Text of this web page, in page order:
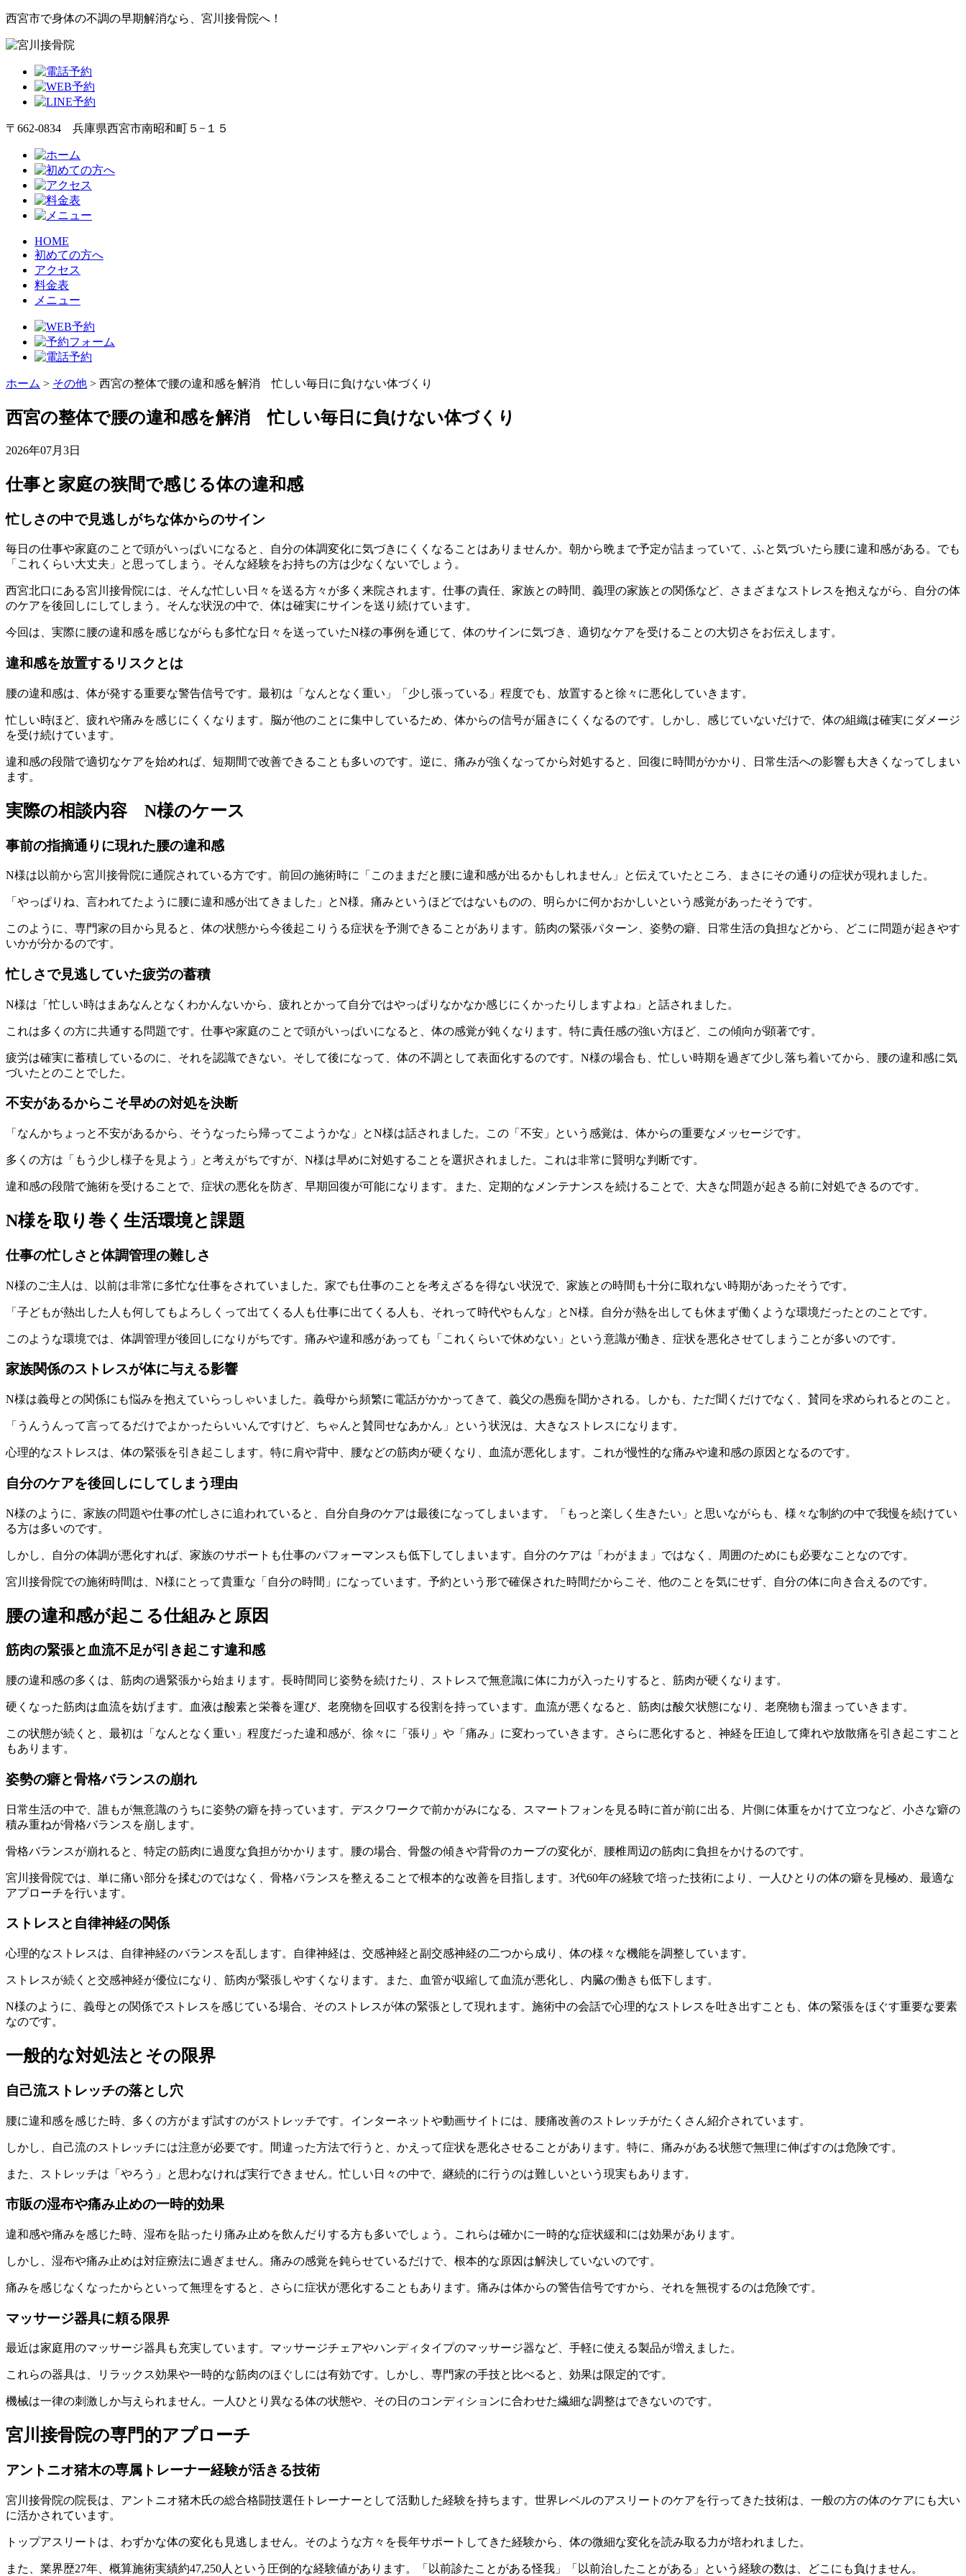
西宮市で身体の不調の早期解消なら、宮川接骨院へ！
〒662-0834 兵庫県西宮市南昭和町５−１５
HOME
初めての方へ
アクセス
料金表
メニュー
ホーム > その他 > 西宮の整体で腰の違和感を解消 忙しい毎日に負けない体づくり
西宮の整体で腰の違和感を解消 忙しい毎日に負けない体づくり
2026年07月3日
仕事と家庭の狭間で感じる体の違和感
忙しさの中で見逃しがちな体からのサイン
毎日の仕事や家庭のことで頭がいっぱいになると、自分の体調変化に気づきにくくなることはありませんか。朝から晩まで予定が詰まっていて、ふと気づいたら腰に違和感がある。でも
「これくらい大丈夫」と思ってしまう。そんな経験をお持ちの方は少なくないでしょう。
西宮北口にある宮川接骨院には、そんな忙しい日々を送る方々が多く来院されます。仕事の責任、家族との時間、義理の家族との関係など、さまざまなストレスを抱えながら、自分の体
のケアを後回しにしてしまう。そんな状況の中で、体は確実にサインを送り続けています。
今回は、実際に腰の違和感を感じながらも多忙な日々を送っていたN様の事例を通じて、体のサインに気づき、適切なケアを受けることの大切さをお伝えします。
違和感を放置するリスクとは
腰の違和感は、体が発する重要な警告信号です。最初は「なんとなく重い」「少し張っている」程度でも、放置すると徐々に悪化していきます。
忙しい時ほど、疲れや痛みを感じにくくなります。脳が他のことに集中しているため、体からの信号が届きにくくなるのです。しかし、感じていないだけで、体の組織は確実にダメージ
を受け続けています。
違和感の段階で適切なケアを始めれば、短期間で改善できることも多いのです。逆に、痛みが強くなってから対処すると、回復に時間がかかり、日常生活への影響も大きくなってしまい
ます。
実際の相談内容 N様のケース
事前の指摘通りに現れた腰の違和感
N様は以前から宮川接骨院に通院されている方です。前回の施術時に「このままだと腰に違和感が出るかもしれません」と伝えていたところ、まさにその通りの症状が現れました。
「やっぱりね、言われてたように腰に違和感が出てきました」とN様。痛みというほどではないものの、明らかに何かおかしいという感覚があったそうです。
このように、専門家の目から見ると、体の状態から今後起こりうる症状を予測できることがあります。筋肉の緊張パターン、姿勢の癖、日常生活の負担などから、どこに問題が起きやす
いかが分かるのです。
忙しさで見逃していた疲労の蓄積
N様は「忙しい時はまあなんとなくわかんないから、疲れとかって自分ではやっぱりなかなか感じにくかったりしますよね」と話されました。
これは多くの方に共通する問題です。仕事や家庭のことで頭がいっぱいになると、体の感覚が鈍くなります。特に責任感の強い方ほど、この傾向が顕著です。
疲労は確実に蓄積しているのに、それを認識できない。そして後になって、体の不調として表面化するのです。N様の場合も、忙しい時期を過ぎて少し落ち着いてから、腰の違和感に気
づいたとのことでした。
不安があるからこそ早めの対処を決断
「なんかちょっと不安があるから、そうなったら帰ってこようかな」とN様は話されました。この「不安」という感覚は、体からの重要なメッセージです。
多くの方は「もう少し様子を見よう」と考えがちですが、N様は早めに対処することを選択されました。これは非常に賢明な判断です。
違和感の段階で施術を受けることで、症状の悪化を防ぎ、早期回復が可能になります。また、定期的なメンテナンスを続けることで、大きな問題が起きる前に対処できるのです。
N様を取り巻く生活環境と課題
仕事の忙しさと体調管理の難しさ
N様のご主人は、以前は非常に多忙な仕事をされていました。家でも仕事のことを考えざるを得ない状況で、家族との時間も十分に取れない時期があったそうです。
「子どもが熱出した人も何してもよろしくって出てくる人も仕事に出てくる人も、それって時代やもんな」とN様。自分が熱を出しても休まず働くような環境だったとのことです。
このような環境では、体調管理が後回しになりがちです。痛みや違和感があっても「これくらいで休めない」という意識が働き、症状を悪化させてしまうことが多いのです。
家族関係のストレスが体に与える影響
N様は義母との関係にも悩みを抱えていらっしゃいました。義母から頻繁に電話がかかってきて、義父の愚痴を聞かされる。しかも、ただ聞くだけでなく、賛同を求められるとのこと。
「うんうんって言ってるだけでよかったらいいんですけど、ちゃんと賛同せなあかん」という状況は、大きなストレスになります。
心理的なストレスは、体の緊張を引き起こします。特に肩や背中、腰などの筋肉が硬くなり、血流が悪化します。これが慢性的な痛みや違和感の原因となるのです。
自分のケアを後回しにしてしまう理由
N様のように、家族の問題や仕事の忙しさに追われていると、自分自身のケアは最後になってしまいます。「もっと楽しく生きたい」と思いながらも、様々な制約の中で我慢を続けてい
る方は多いのです。
しかし、自分の体調が悪化すれば、家族のサポートも仕事のパフォーマンスも低下してしまいます。自分のケアは「わがまま」ではなく、周囲のためにも必要なことなのです。
宮川接骨院での施術時間は、N様にとって貴重な「自分の時間」になっています。予約という形で確保された時間だからこそ、他のことを気にせず、自分の体に向き合えるのです。
腰の違和感が起こる仕組みと原因
筋肉の緊張と血流不足が引き起こす違和感
腰の違和感の多くは、筋肉の過緊張から始まります。長時間同じ姿勢を続けたり、ストレスで無意識に体に力が入ったりすると、筋肉が硬くなります。
硬くなった筋肉は血流を妨げます。血液は酸素と栄養を運び、老廃物を回収する役割を持っています。血流が悪くなると、筋肉は酸欠状態になり、老廃物も溜まっていきます。
この状態が続くと、最初は「なんとなく重い」程度だった違和感が、徐々に「張り」や「痛み」に変わっていきます。さらに悪化すると、神経を圧迫して痺れや放散痛を引き起こすこと
もあります。
姿勢の癖と骨格バランスの崩れ
日常生活の中で、誰もが無意識のうちに姿勢の癖を持っています。デスクワークで前かがみになる、スマートフォンを見る時に首が前に出る、片側に体重をかけて立つなど、小さな癖の
積み重ねが骨格バランスを崩します。
骨格バランスが崩れると、特定の筋肉に過度な負担がかかります。腰の場合、骨盤の傾きや背骨のカーブの変化が、腰椎周辺の筋肉に負担をかけるのです。
宮川接骨院では、単に痛い部分を揉むのではなく、骨格バランスを整えることで根本的な改善を目指します。3代60年の経験で培った技術により、一人ひとりの体の癖を見極め、最適な
アプローチを行います。
ストレスと自律神経の関係
心理的なストレスは、自律神経のバランスを乱します。自律神経は、交感神経と副交感神経の二つから成り、体の様々な機能を調整しています。
ストレスが続くと交感神経が優位になり、筋肉が緊張しやすくなります。また、血管が収縮して血流が悪化し、内臓の働きも低下します。
N様のように、義母との関係でストレスを感じている場合、そのストレスが体の緊張として現れます。施術中の会話で心理的なストレスを吐き出すことも、体の緊張をほぐす重要な要素
なのです。
一般的な対処法とその限界
自己流ストレッチの落とし穴
腰に違和感を感じた時、多くの方がまず試すのがストレッチです。インターネットや動画サイトには、腰痛改善のストレッチがたくさん紹介されています。
しかし、自己流のストレッチには注意が必要です。間違った方法で行うと、かえって症状を悪化させることがあります。特に、痛みがある状態で無理に伸ばすのは危険です。
また、ストレッチは「やろう」と思わなければ実行できません。忙しい日々の中で、継続的に行うのは難しいという現実もあります。
市販の湿布や痛み止めの一時的効果
違和感や痛みを感じた時、湿布を貼ったり痛み止めを飲んだりする方も多いでしょう。これらは確かに一時的な症状緩和には効果があります。
しかし、湿布や痛み止めは対症療法に過ぎません。痛みの感覚を鈍らせているだけで、根本的な原因は解決していないのです。
痛みを感じなくなったからといって無理をすると、さらに症状が悪化することもあります。痛みは体からの警告信号ですから、それを無視するのは危険です。
マッサージ器具に頼る限界
最近は家庭用のマッサージ器具も充実しています。マッサージチェアやハンディタイプのマッサージ器など、手軽に使える製品が増えました。
これらの器具は、リラックス効果や一時的な筋肉のほぐしには有効です。しかし、専門家の手技と比べると、効果は限定的です。
機械は一律の刺激しか与えられません。一人ひとり異なる体の状態や、その日のコンディションに合わせた繊細な調整はできないのです。
宮川接骨院の専門的アプローチ
アントニオ猪木の専属トレーナー経験が活きる技術
宮川接骨院の院長は、アントニオ猪木氏の総合格闘技選任トレーナーとして活動した経験を持ちます。世界レベルのアスリートのケアを行ってきた技術は、一般の方の体のケアにも大い
に活かされています。
トップアスリートは、わずかな体の変化も見逃しません。そのような方々を長年サポートしてきた経験から、体の微細な変化を読み取る力が培われました。
また、業界歴27年、概算施術実績約47,250人という圧倒的な経験値があります。「以前診たことがある怪我」「以前治したことがある」という経験の数は、どこにも負けません。